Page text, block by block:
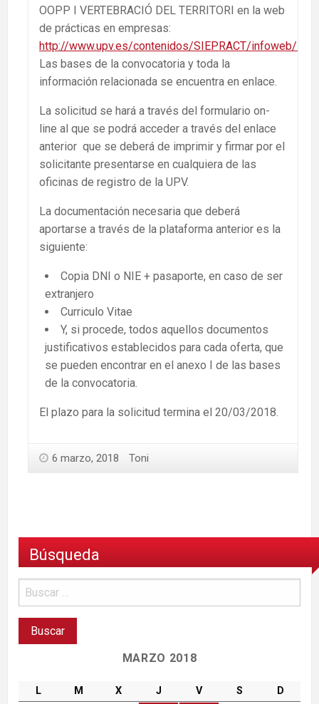
OOPP I VERTEBRACIÓ DEL TERRITORI en la web
de prácticas en empresas:
http://www.upv.es/contenidos/SIEPRACT/infoweb/
Las bases de la convocatoria y toda la
información relacionada se encuentra en enlace.
La solicitud se hará a través del formulario on-
line al que se podrá acceder a través del enlace
anterior que se deberá de imprimir y firmar por el
solicitante presentarse en cualquiera de las
oficinas de registro de la UPV.
La documentación necesaria que deberá
aportarse a través de la plataforma anterior es la
siguiente:
Copia DNI o NIE + pasaporte, en caso de ser
extranjero
Curriculo Vitae
Y, si procede, todos aquellos documentos
justificativos establecidos para cada oferta, que
se pueden encontrar en el anexo I de las bases
de la convocatoria.
El plazo para la solicitud termina el 20/03/2018.
6 marzo, 2018 Toni
Búsqueda
MARZO 2018
L M X J V S
D